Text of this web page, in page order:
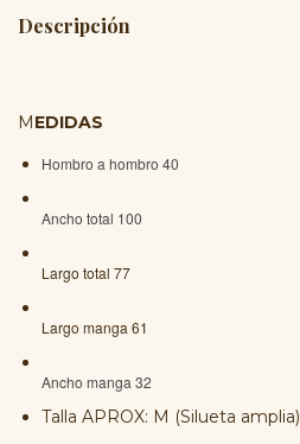
Descripción
MEDIDAS
Hombro a hombro 40
Ancho total 100
Largo total 77
Largo manga 61
Ancho manga 32
Talla APROX: M (Silueta amplia)